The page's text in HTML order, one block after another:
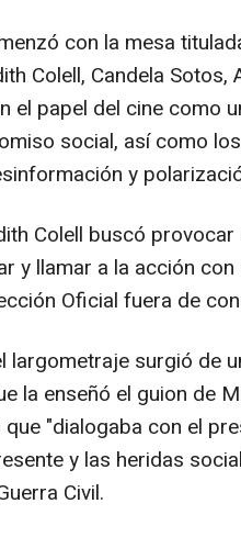
con la mesa
Colell, Candela Sotos,
el papel del cine como
social, así como
y
Colell buscó provocar
y llamar a la acción
Oficial fuera de
largometraje surgió de
la enseñó el guion de
que "dialogaba con el
y las heridas
Civil.